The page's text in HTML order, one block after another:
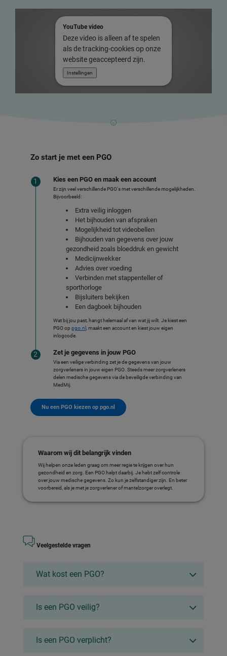
YouTube video
Deze video is alleen af te spelen
als de tracking-cookies op onze
website geaccepteerd zijn.
Instellingen
Zo start je met een PGO
Kies een PGO en maak een account
Er zijn veel verschillende PGO's met verschillende mogelijkheden.
Bijvoorbeeld:
Extra veilig inloggen
Het bijhouden van afspraken
Mogelijkheid tot videobellen
Bijhouden van gegevens over jouw
gezondheid zoals bloeddruk en gewicht
Medicijnwekker
Advies over voeding
Verbinden met stappenteller of
sporthorloge
Bijsluiters bekijken
Een dagboek bijhouden
Wat bij jou past, hangt helemaal af van wat jij wilt. Je kiest een
PGO op pgo.nl
, maakt een account en kiest jouw eigen
inlogcode.
Zet je gegevens in jouw PGO
Via een veilige verbinding zet je de gegevens van jouw
zorgverleners in jouw eigen PGO. Steeds meer zorgverleners
delen medische gegevens via de beveiligde verbinding van
MedMij.
Nu een PGO kiezen op pgo.nl
Waarom wij dit belangrijk vinden
Wij helpen onze leden graag om meer regie te krijgen over hun
gezondheid en zorg. Een PGO helpt daarbij. Je hebt zelf controle
over jouw medische gegevens. Zo kun je zelfstandiger zijn. En beter
voorbereid, als je met je zorgverlener of mantelzorger overlegt.
Veelgestelde vragen
Wat kost een PGO?
Is een PGO veilig?
Is een PGO verplicht?